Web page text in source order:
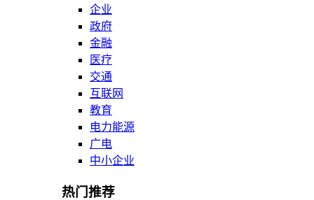
企业
政府
金融
医疗
交通
互联网
教育
电力能源
广电
中小企业
热门推荐